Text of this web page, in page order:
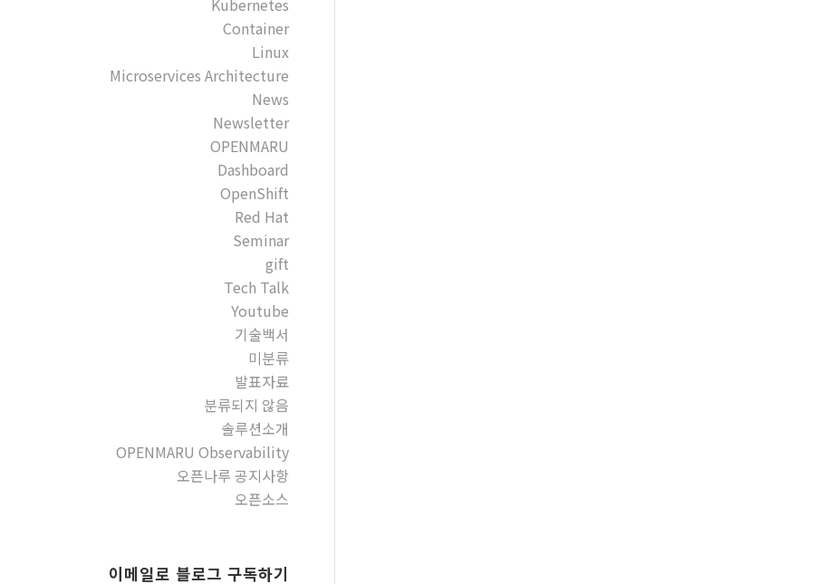
Kubernetes
Container
Linux
Microservices Architecture
News
Newsletter
OPENMARU
Dashboard
OpenShift
Red Hat
Seminar
gift
Tech Talk
Youtube
기술백서
미분류
발표자료
분류되지 않음
솔루션소개
OPENMARU Observability
오픈나루 공지사항
오픈소스
이메일로 블로그 구독하기